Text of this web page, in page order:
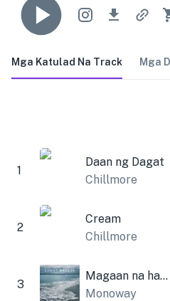
Mga Katulad Na Track Mga
1
Daan ng Dagat
Chillmore
2
Cream
Chillmore
3
Magaan na hangin
Monoway